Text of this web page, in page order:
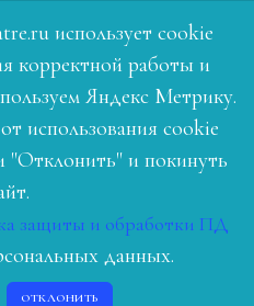
использует cookie
корректной работы и
Яндекс Метрику.
использования cookie
"Отклонить" и покинуть
защиты и обработки ПД
данных.
ОТКЛОНИТЬ